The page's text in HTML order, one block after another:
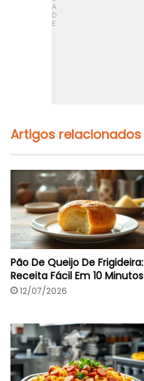
Artigos relacionados
Pão De Queijo De Frigideira:
Receita Fácil Em 10 Minutos
12/07/2026